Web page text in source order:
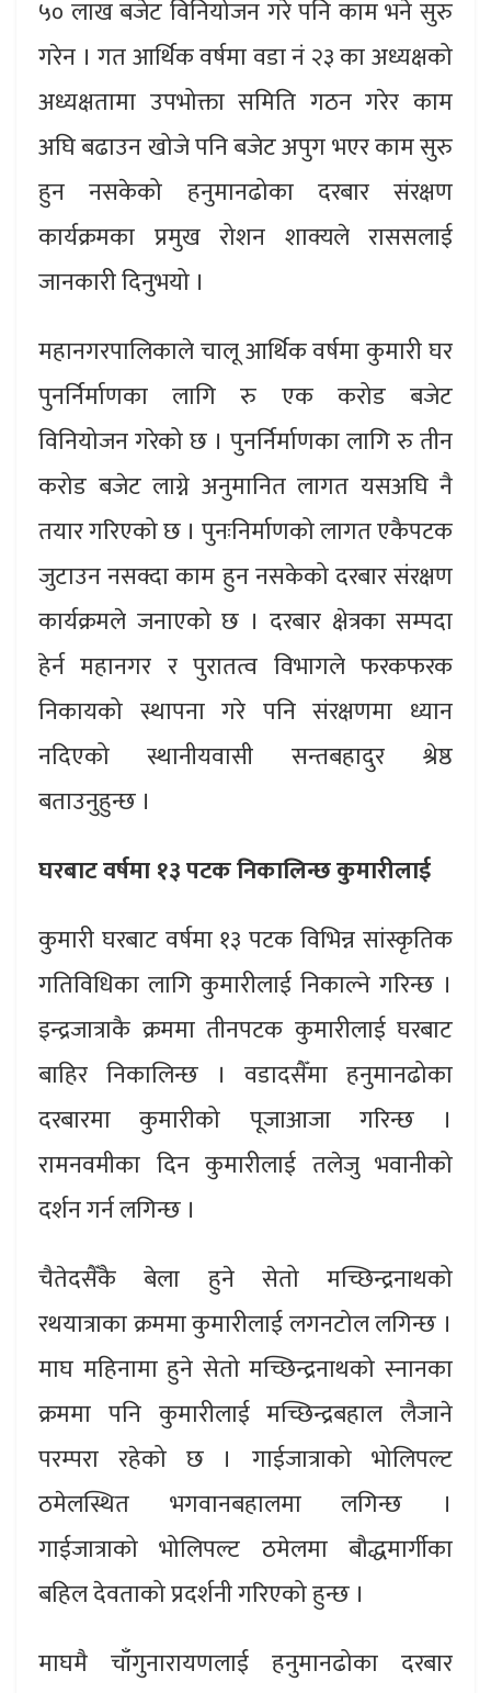
५० लाख बजेट विनियोजन गरे पनि काम भने सुरु
गरेन । गत आर्थिक वर्षमा वडा नं २३ का अध्यक्षको
अध्यक्षतामा उपभोक्ता समिति गठन गरेर काम
अघि बढाउन खोजे पनि बजेट अपुग भएर काम सुरु
हुन नसकेको हनुमानढोका दरबार संरक्षण
कार्यक्रमका प्रमुख रोशन शाक्यले राससलाई
जानकारी दिनुभयो ।
महानगरपालिकाले चालू आर्थिक वर्षमा कुमारी घर
पुनर्निर्माणका लागि रु एक करोड बजेट
विनियोजन गरेको छ । पुनर्निर्माणका लागि रु तीन
करोड बजेट लाग्ने अनुमानित लागत यसअघि नै
तयार गरिएको छ । पुनःनिर्माणको लागत एकैपटक
जुटाउन नसक्दा काम हुन नसकेको दरबार संरक्षण
कार्यक्रमले जनाएको छ । दरबार क्षेत्रका सम्पदा
हेर्न महानगर र पुरातत्व विभागले फरकफरक
निकायको स्थापना गरे पनि संरक्षणमा ध्यान
नदिएको स्थानीयवासी सन्तबहादुर श्रेष्ठ
बताउनुहुन्छ ।
घरबाट वर्षमा १३ पटक निकालिन्छ कुमारीलाई
कुमारी घरबाट वर्षमा १३ पटक विभिन्न सांस्कृतिक
गतिविधिका लागि कुमारीलाई निकाल्ने गरिन्छ ।
इन्द्रजात्राकै क्रममा तीनपटक कुमारीलाई घरबाट
बाहिर निकालिन्छ । वडादसैँमा हनुमानढोका
दरबारमा कुमारीको पूजाआजा गरिन्छ ।
रामनवमीका दिन कुमारीलाई तलेजु भवानीको
दर्शन गर्न लगिन्छ ।
चैतेदसैँकै बेला हुने सेतो मच्छिन्द्रनाथको
रथयात्राका क्रममा कुमारीलाई लगनटोल लगिन्छ ।
माघ महिनामा हुने सेतो मच्छिन्द्रनाथको स्नानका
क्रममा पनि कुमारीलाई मच्छिन्द्रबहाल लैजाने
परम्परा रहेको छ । गाईजात्राको भोलिपल्ट
ठमेलस्थित भगवानबहालमा लगिन्छ ।
गाईजात्राको भोलिपल्ट ठमेलमा बौद्धमार्गीका
बहिल देवताको प्रदर्शनी गरिएको हुन्छ ।
माघमै चाँगुनारायणलाई हनुमानढोका दरबार